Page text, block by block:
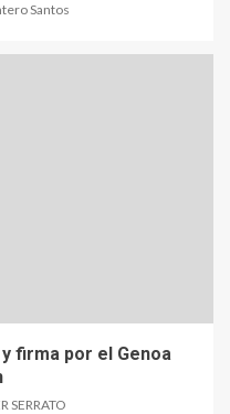
Santos
firma por el Genoa
SERRATO